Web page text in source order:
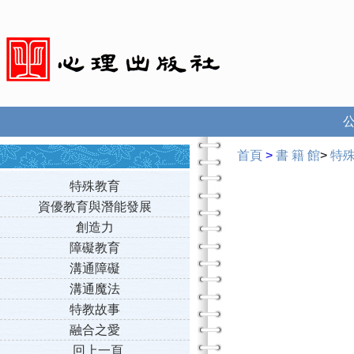
特殊教育
資優教育與潛能發展
創造力
障礙教育
溝通障礙
溝通魔法
特教故事
融合之愛
回上一頁
首頁 > 書 籍 館> 特